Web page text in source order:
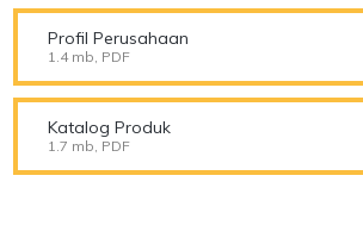
Profil Perusahaan
1.4 mb, PDF
Katalog Produk
1.7 mb, PDF